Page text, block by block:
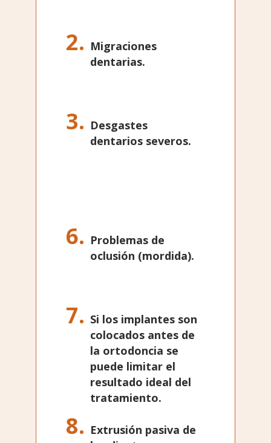
Migraciones
dentarias.
Desgastes
dentarios severos.
Problemas de
oclusión (mordida).
Si los implantes son
colocados antes de
la ortodoncia se
puede limitar el
resultado ideal del
tratamiento.
Extrusión pasiva de